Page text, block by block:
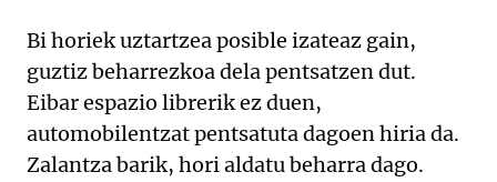
Bi horiek uztartzea posible izateaz gain,
guztiz beharrezkoa dela pentsatzen dut.
Eibar espazio librerik ez duen,
automobilentzat pentsatuta dagoen hiria da.
Zalantza barik, hori aldatu beharra dago.